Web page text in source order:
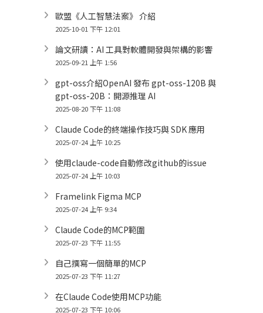
歐盟《人工智慧法案》 介紹
2025-10-01 下午 12:01
論文研讀：AI 工具對軟體開發與架構的影響
2025-09-21 上午 1:56
gpt-oss介紹OpenAI 發布 gpt-oss-120B 與
gpt-oss-20B：開源推理 AI
2025-08-20 下午 11:08
Claude Code的終端操作技巧與 SDK 應用
2025-07-24 上午 10:25
使用claude-code自動修改github的issue
2025-07-24 上午 10:03
Framelink Figma MCP
2025-07-24 上午 9:34
Claude Code的MCP範圍
2025-07-23 下午 11:55
自己撰寫一個簡單的MCP
2025-07-23 下午 11:27
在Claude Code使用MCP功能
2025-07-23 下午 10:06